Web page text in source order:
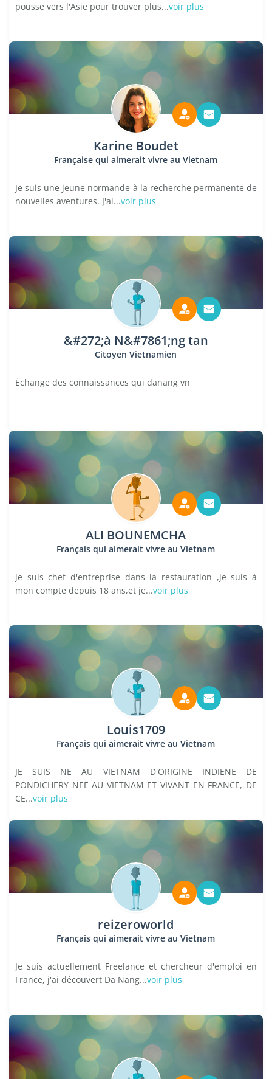
pousse vers l'Asie pour trouver plus...voir plus
Karine Boudet
Française qui aimerait vivre au Vietnam
Je suis une jeune normande à la recherche permanente de
nouvelles aventures. J'ai...voir plus
&#272;à N&#7861;ng tan
Citoyen Vietnamien
Échange des connaissances qui danang vn
ALI BOUNEMCHA
Français qui aimerait vivre au Vietnam
je suis chef d'entreprise dans la restauration ,je suis à
mon compte depuis 18 ans,et je...voir plus
Louis1709
Français qui aimerait vivre au Vietnam
JE SUIS NE AU VIETNAM D'ORIGINE INDIENE DE
PONDICHERY NEE AU VIETNAM ET VIVANT EN FRANCE, DE
CE...voir plus
reizeroworld
Français qui aimerait vivre au Vietnam
Je suis actuellement Freelance et chercheur d'emploi en
France, j'ai découvert Da Nang...voir plus